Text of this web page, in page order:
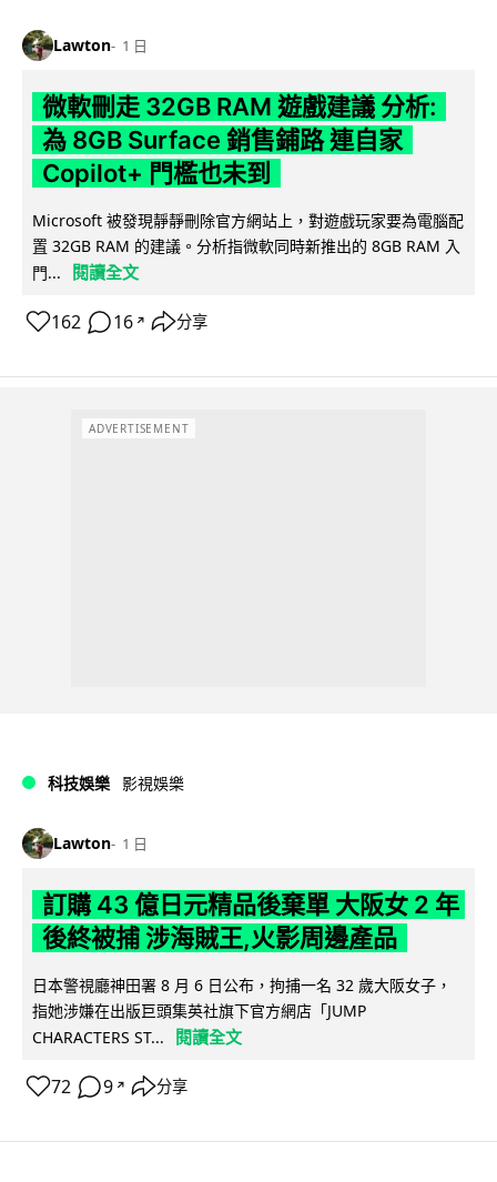
Lawton 1 日
微軟刪走 32GB RAM 遊戲建議 分析:
為 8GB Surface 銷售鋪路 連自家
Copilot+ 門檻也未到
Microsoft 被發現靜靜刪除官方網站上，對遊戲玩家要為電腦配
置 32GB RAM 的建議。分析指微軟同時新推出的 8GB RAM 入
門...
閱讀全文
162 16 ↗ 分享
ADVERTISEMENT
科技娛樂 影視娛樂
Lawton 1 日
訂購 43 億日元精品後棄單 大阪女 2 年
後終被捕 涉海賊王,火影周邊產品
日本警視廳神田署 8 月 6 日公布，拘捕一名 32 歲大阪女子，
指她涉嫌在出版巨頭集英社旗下官方網店「JUMP
CHARACTERS ST...
閱讀全文
72 9 ↗ 分享